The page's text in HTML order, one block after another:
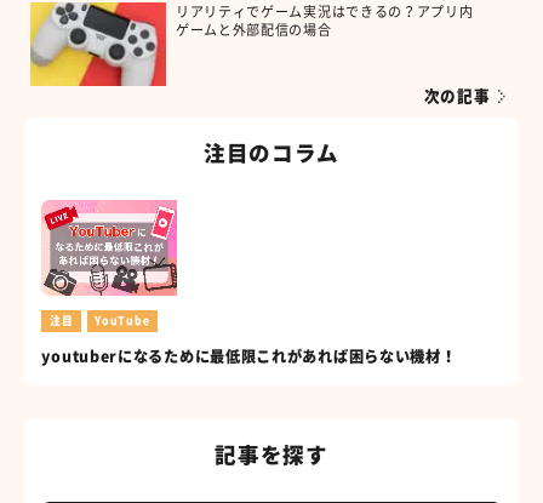
次の記事
リアリティでゲーム実況はできるの？アプリ内
ゲームと外部配信の場合
注目のコラム
注目 YouTube
youtuberになるために最低限これがあれば困らない機材！
記事を探す